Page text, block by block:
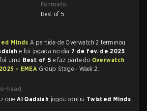
Formato
Best of 5
MindsA partida de Overwatch 2 terminou
e foi jogada no dia 7 de fev. de 2025
uma Best of 5 e faz parte do Overwatch
- EMEA Group Stage - Week 2.
head
queAl Qadsiah jogou contra Twisted Minds